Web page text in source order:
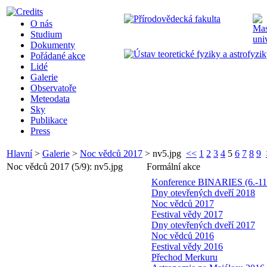
O nás
Studium
Dokumenty
Pořádané akce
Lidé
Galerie
Observatoře
Meteodata
Sky
Publikace
Press
Hlavní> Galerie > Noc vědců 2017 > nv5.jpg << 1 2 3 4 5 6 7 8 9
Formální akce
Konference BINARIES (6.-
Dny otevřených dveří 2018
Noc vědců 2017
Festival vědy 2017
Dny otevřených dveří 2017
Noc vědců 2016
Festival vědy 2016
Přechod Merkuru
Noc vědců 2017 (5/9): nv5.jpg